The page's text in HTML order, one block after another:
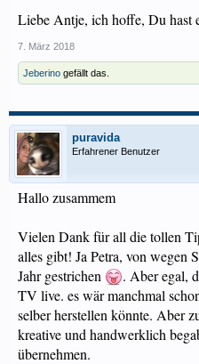
Liebe Antje, ich hoffe, Du hast
7. März 2018
Jeberino gefällt das.
puravida
Erfahrener Benutzer
Hallo zusammem
Vielen Dank für all die tollen
alles gibt! Ja Petra, von wegen
Jahr gestrichen
. Aber egal,
TV live. es wär manchmal
selber herstellen könnte. Aber
kreative und handwerklich
übernehmen.